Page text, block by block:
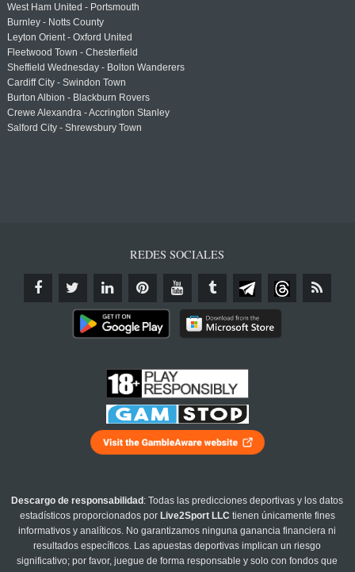
West Ham United - Portsmouth
Burnley - Notts County
Leyton Orient - Oxford United
Fleetwood Town - Chesterfield
Sheffield Wednesday - Bolton Wanderers
Cardiff City - Swindon Town
Burton Albion - Blackburn Rovers
Crewe Alexandra - Accrington Stanley
Salford City - Shrewsbury Town
REDES SOCIALES
Descargo de responsabilidad : Todas las predicciones deportivas y los datos
estadísticos proporcionados por Live2Sport LLC tienen únicamente fines
informativos y analíticos. No garantizamos ninguna ganancia financiera ni
resultados específicos. Las apuestas deportivas implican un riesgo
significativo; por favor, juegue de forma responsable y solo con fondos que